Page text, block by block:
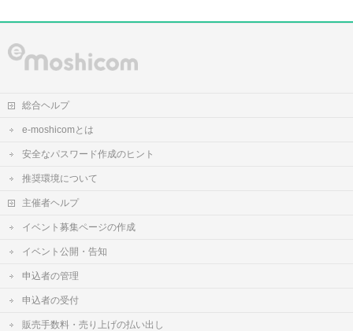
総合ヘルプ
e-moshicomとは
安全なパスワード作成のヒント
推奨環境について
主催者ヘルプ
イベント募集ページの作成
イベント公開・告知
申込者の管理
申込者の受付
販売手数料・売り上げの払い出し